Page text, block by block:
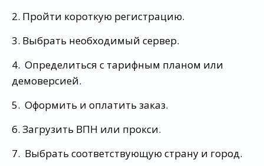
2. Пройти короткую регистрацию.
3. Выбрать необходимый сервер.
4. Определиться с тарифным планом или
демоверсией.
5. Оформить и оплатить заказ.
6. Загрузить ВПН или прокси.
7. Выбрать соответствующую страну и город.